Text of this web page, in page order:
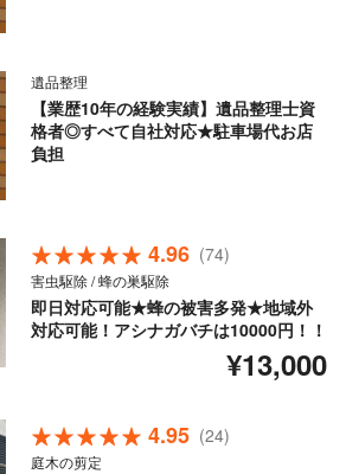
遺品整理
【業歴10年の経験実績】遺品整理士資
格者◎すべて自社対応★駐車場代お店
負担
4.96 (74)
害虫駆除 / 蜂の巣駆除
即日対応可能★蜂の被害多発★地域外
対応可能！アシナガバチは10000円！！
¥13,000
4.95 (24)
庭木の剪定